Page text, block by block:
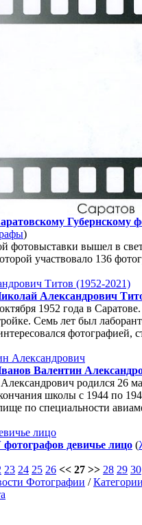
Губернскому
)
фотовыставки вышел в
участвовало 136
Александрович
1952 года в
Семь лет был
фотографией,
Валентин
родился 26
школы с 1944 по
по специальности
фотографов девичье лицо (
23 24 25 26 << 27 >> 28 29 30
Фотографии /